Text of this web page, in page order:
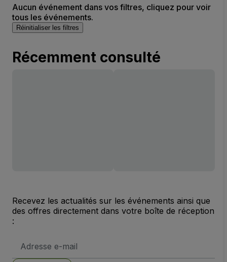
Aucun événement dans vos filtres, cliquez pour voir
tous les événements.
Réinitialiser les filtres
Récemment consulté
Recevez les actualités sur les événements ainsi que
des offres directement dans votre boîte de réception
:
e-